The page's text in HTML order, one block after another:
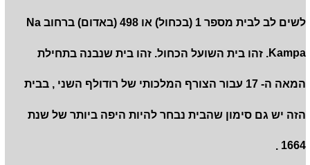
לשים לב לבית מספר 1 (בכחול) או 498 (באדום) ברחוב Na
Kampa. זהו בית השועל הכחול. זהו בית שנבנה בתחילת
המאה ה- 17 עבור הצורף המלכותי של רודולף השני , בבית
הזה יש גם סימון שהבית נבחר להיות היפה ביותר של שנת
1664 .